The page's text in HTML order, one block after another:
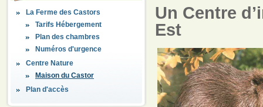
La Ferme des Castors
Tarifs Hébergement
Plan des chambres
Numéros d'urgence
Centre Nature
Maison du Castor
Plan d'accès
Un Centre
Est